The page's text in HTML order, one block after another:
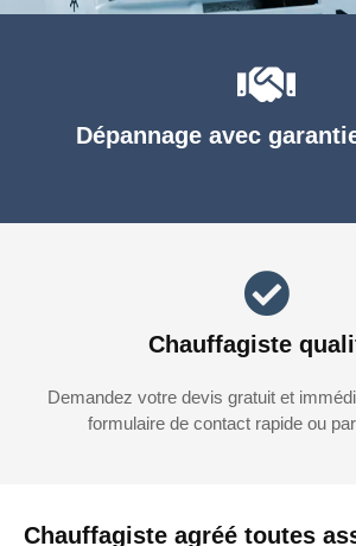
Chauffagiste agréé toutes
Dépannage avec
Chauffagiste
Demandez votre devis gratuit et
formulaire de contact rapide ou